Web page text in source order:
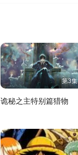
第3集
诡秘之主特别篇猎物